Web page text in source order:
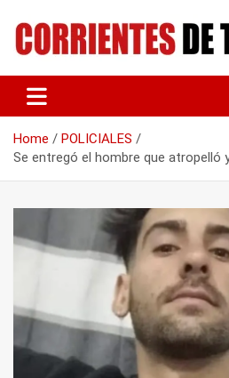
content
CORRIENTES DE
Home
POLICIALES
Se entregó el hombre que atropelló